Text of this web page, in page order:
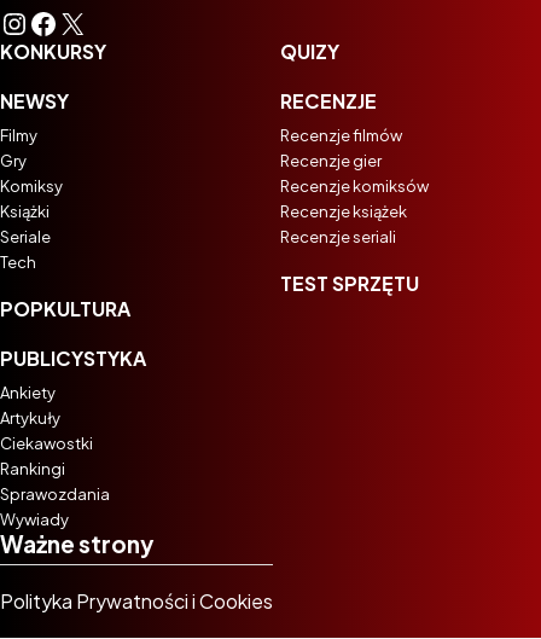
Instagram
Facebook
X
KONKURSY
NEWSY
Filmy
Gry
Komiksy
Książki
Seriale
Tech
POPKULTURA
PUBLICYSTYKA
Ankiety
Artykuły
Ciekawostki
Rankingi
Sprawozdania
Wywiady
QUIZY
RECENZJE
Recenzje filmów
Recenzje gier
Recenzje komiksów
Recenzje książek
Recenzje seriali
TEST SPRZĘTU
Ważne strony
Polityka Prywatności i Cookies